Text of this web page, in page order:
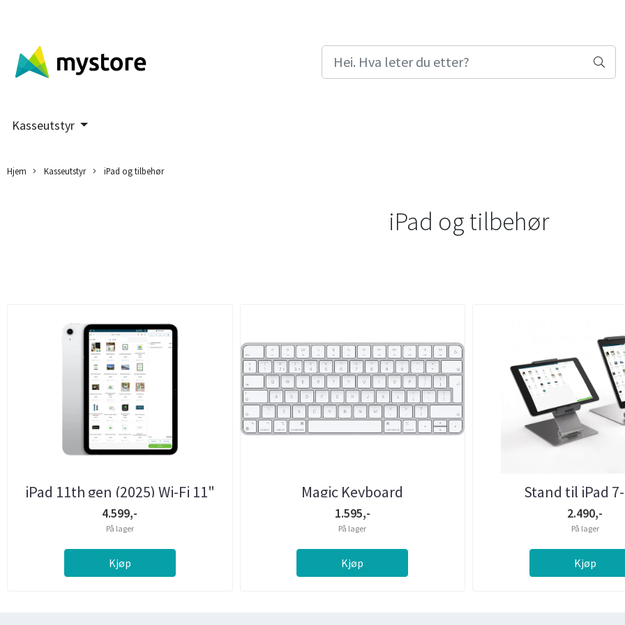
Kasseutstyr
Hjem Kasseutstyr iPad og tilbehør
iPad og tilbehør
iPad 11th gen (2025) Wi-Fi 11"
128GB Sølv
4.599,-
På lager
Kjøp
Magic Keyboard
1.595,-
På lager
Kjøp
Stand til iPad
2.490,-
På lager
Kjøp